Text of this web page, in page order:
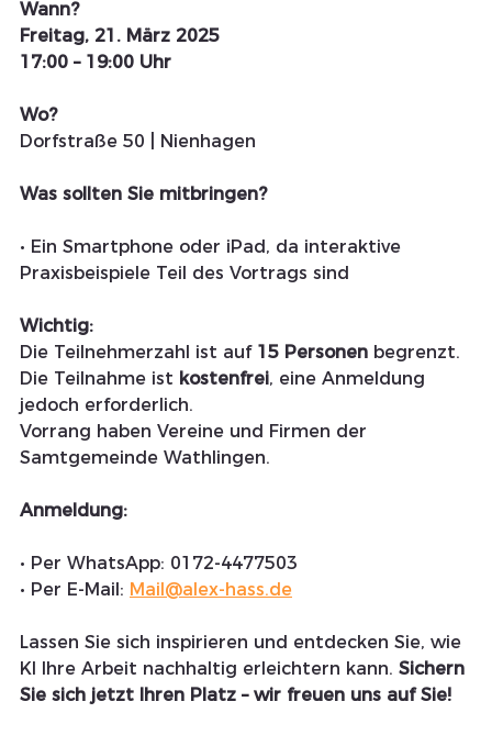
Wann?
Freitag, 21. März 2025
17:00 – 19:00 Uhr
Wo?
Dorfstraße 50 | Nienhagen
Was sollten Sie mitbringen?
• Ein Smartphone oder iPad, da interaktive
Praxisbeispiele Teil des Vortrags sind
Wichtig:
Die Teilnehmerzahl ist auf 15 Personen begrenzt.
Die Teilnahme ist kostenfrei, eine Anmeldung
jedoch erforderlich.
Vorrang haben Vereine und Firmen der
Samtgemeinde Wathlingen.
Anmeldung:
• Per WhatsApp: 0172-4477503
• Per E-Mail: Mail@alex-hass.de
Lassen Sie sich inspirieren und entdecken Sie, wie
KI Ihre Arbeit nachhaltig erleichtern kann. Sichern
Sie sich jetzt Ihren Platz – wir freuen uns auf Sie!